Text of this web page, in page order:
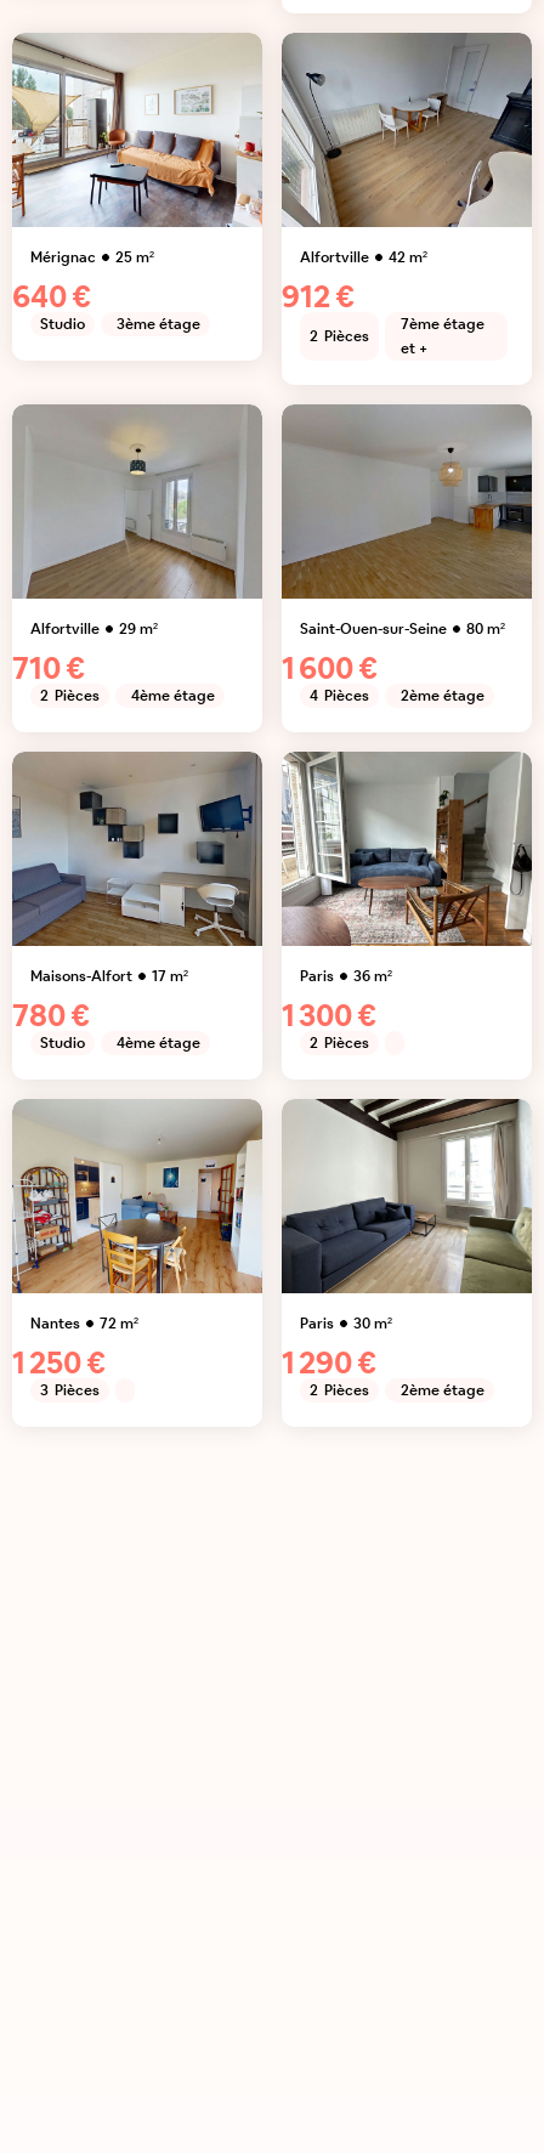
Mérignac 25m²
640 €
Studio 3ème étage
Alfortville 42m²
912 €
2 Pièces
7ème étage
et +
Alfortville 29m²
710 €
2 Pièces 4ème étage
Saint-Ouen-sur-Seine 80m²
1 600 €
4 Pièces 2ème étage
Maisons-Alfort 17m²
780 €
Studio 4ème étage
Paris 36m²
1 300 €
2 Pièces
Nantes 72m²
1 250 €
3 Pièces
Paris 30m²
1 290 €
2 Pièces 2ème étage